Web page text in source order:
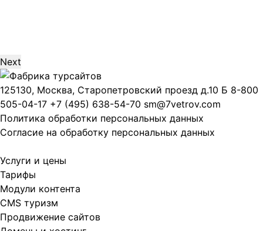
Next
125130, Москва, Старопетровский проезд д.10 Б 8-800
505-04-17 +7 (495) 638-54-70 sm@7vetrov.com
Политика обработки персональных данных
Согласие на обработку персональных данных
Услуги и цены
Тарифы
Модули контента
CMS туризм
Продвижение сайтов